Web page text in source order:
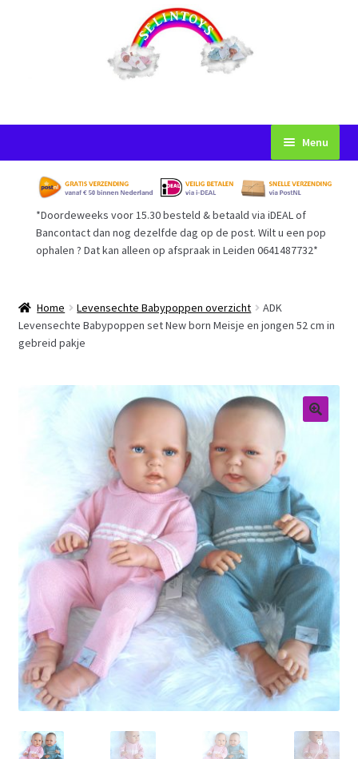
naar
navigatie
inhoud
Menu
Startpagina
Voorwaarden
Afrekenen
Gastenboek
*Doordeweeks voor 15.30 besteld & betaald via iDEAL of
Bancontact dan nog dezelfde dag op de post. Wilt u een pop
ophalen ? Dat kan alleen op afspraak in Leiden 0641487732*
Home Levensechte Babypoppen overzicht
ADK
Levensechte Babypoppen set New born Meisje en jongen 52 cm in
gebreid pakje